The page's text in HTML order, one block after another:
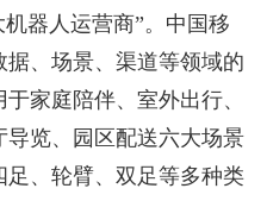
器人运营商”。中国移
、场景、渠道等领域的
家庭陪伴、室外出行、
览、园区配送六大场景
、轮臂、双足等多种类